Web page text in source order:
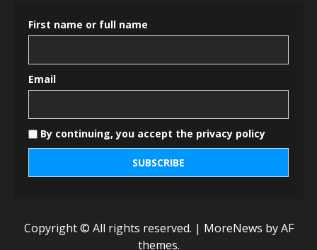
First name or full name
Email
By continuing, you accept the privacy policy
Copyright © All rights reserved. | MoreNews by AF
themes.